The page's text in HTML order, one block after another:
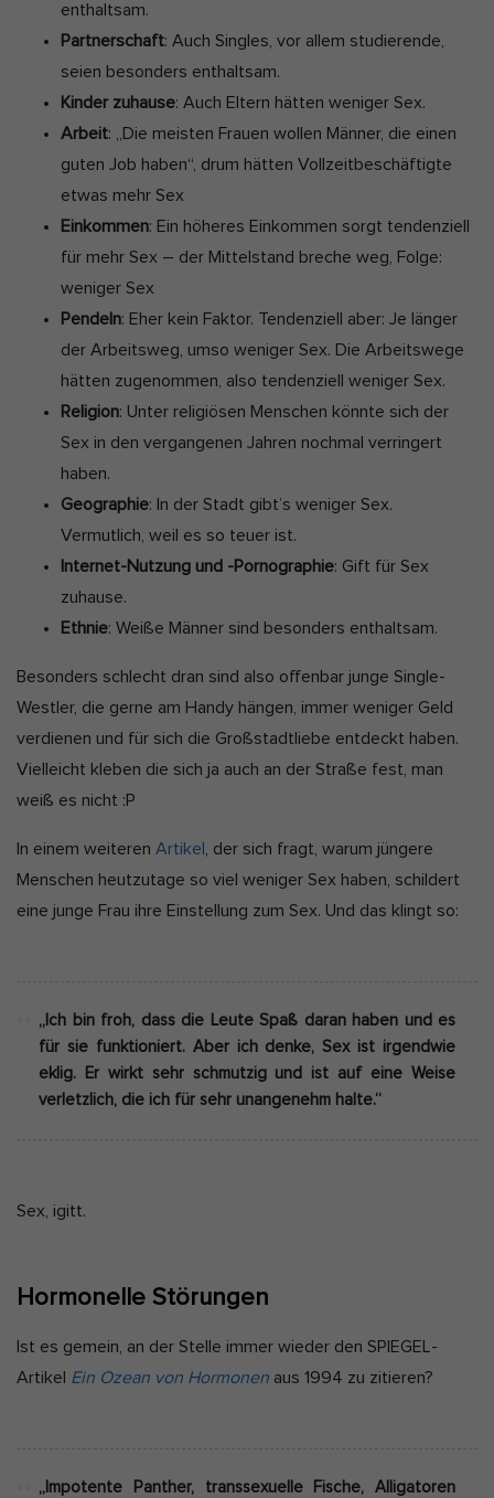
enthaltsam.
Partnerschaft: Auch Singles, vor allem studierende,
seien besonders enthaltsam.
Kinder zuhause: Auch Eltern hätten weniger Sex.
Arbeit: „Die meisten Frauen wollen Männer, die einen
guten Job haben“, drum hätten Vollzeitbeschäftigte
etwas mehr Sex
Einkommen: Ein höheres Einkommen sorgt tendenziell
für mehr Sex – der Mittelstand breche weg, Folge:
weniger Sex
Pendeln: Eher kein Faktor. Tendenziell aber: Je länger
der Arbeitsweg, umso weniger Sex. Die Arbeitswege
hätten zugenommen, also tendenziell weniger Sex.
Religion: Unter religiösen Menschen könnte sich der
Sex in den vergangenen Jahren nochmal verringert
haben.
Geographie: In der Stadt gibt’s weniger Sex.
Vermutlich, weil es so teuer ist.
Internet-Nutzung und -Pornographie: Gift für Sex
zuhause.
Ethnie: Weiße Männer sind besonders enthaltsam.
Besonders schlecht dran sind also offenbar junge Single-
Westler, die gerne am Handy hängen, immer weniger Geld
verdienen und für sich die Großstadtliebe entdeckt haben.
Vielleicht kleben die sich ja auch an der Straße fest, man
weiß es nicht :P
In einem weiteren Artikel , der sich fragt, warum jüngere
Menschen heutzutage so viel weniger Sex haben, schildert
eine junge Frau ihre Einstellung zum Sex. Und das klingt so:
„Ich bin froh, dass die Leute Spaß daran haben und es
für sie funktioniert. Aber ich denke, Sex ist irgendwie
eklig. Er wirkt sehr schmutzig und ist auf eine Weise
verletzlich, die ich für sehr unangenehm halte.“
Sex, igitt.
Hormonelle Störungen
Ist es gemein, an der Stelle immer wieder den SPIEGEL-
Artikel Ein Ozean von Hormonen aus 1994 zu zitieren?
„Impotente Panther, transsexuelle Fische, Alligatoren